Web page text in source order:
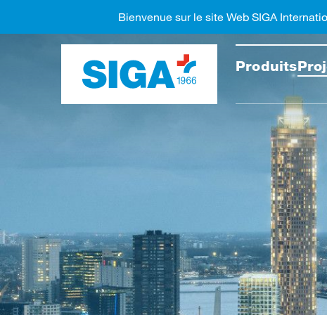
Produits
Bienvenue sur le site Web SIGA